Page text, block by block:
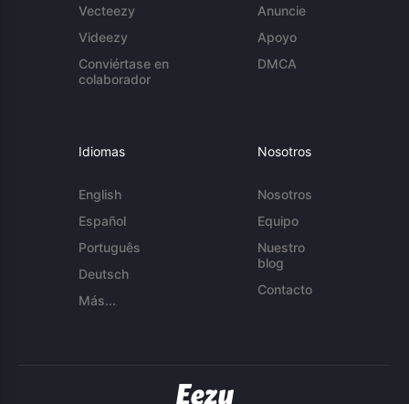
Vecteezy
Videezy
Conviértase en
colaborador
Anuncie
Apoyo
DMCA
Idiomas
English
Español
Português
Deutsch
Más...
Nosotros
Nosotros
Equipo
Nuestro
blog
Contacto